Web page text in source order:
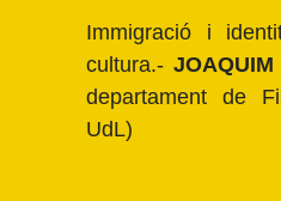
Immigració i
cultura.-
departament de
UdL)